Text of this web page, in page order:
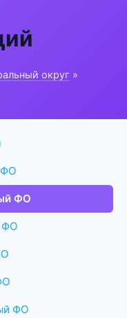
округ »
ФО
ФО
ФО
ФО